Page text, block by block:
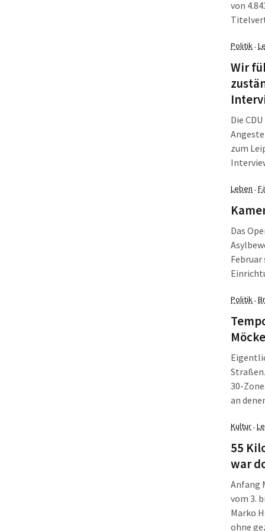
von
liegen.
Politik·
Wir
Die
zum
Leben ·
Das
Politik·
30-
an
Kultur·
55
war
Anfang
vom 3.
Marko
ohne